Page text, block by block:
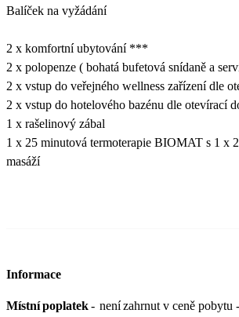
Balíček na vyžádání
2 x komfortní ubytování ***
2 x polopenze ( bohatá bufetová snídaně a
2 x vstup do veřejného wellness zařízení dle
2 x vstup do hotelového bazénu dle otevírací
1 x rašelinový zábal
1 x 25 minutová termoterapie BIOMAT s 1 x
masáží
Informace
Místní poplatek- není zahrnut v ceně pobytu